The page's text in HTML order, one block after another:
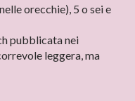
orecchie), 5 o sei e
pubblicata nei
leggera, ma